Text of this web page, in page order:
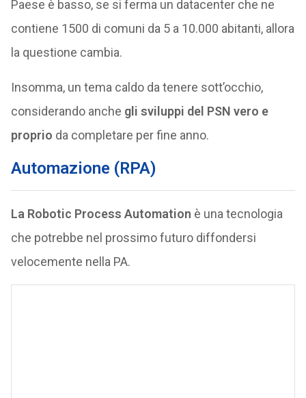
Paese è basso, se si ferma un datacenter che ne
contiene 1500 di comuni da 5 a 10.000 abitanti, allora
la questione cambia.
Insomma, un tema caldo da tenere sott’occhio,
considerando anche gli sviluppi del PSN vero e
proprio da completare per fine anno.
Automazione (RPA)
La Robotic Process Automation è una tecnologia
che potrebbe nel prossimo futuro diffondersi
velocemente nella PA.